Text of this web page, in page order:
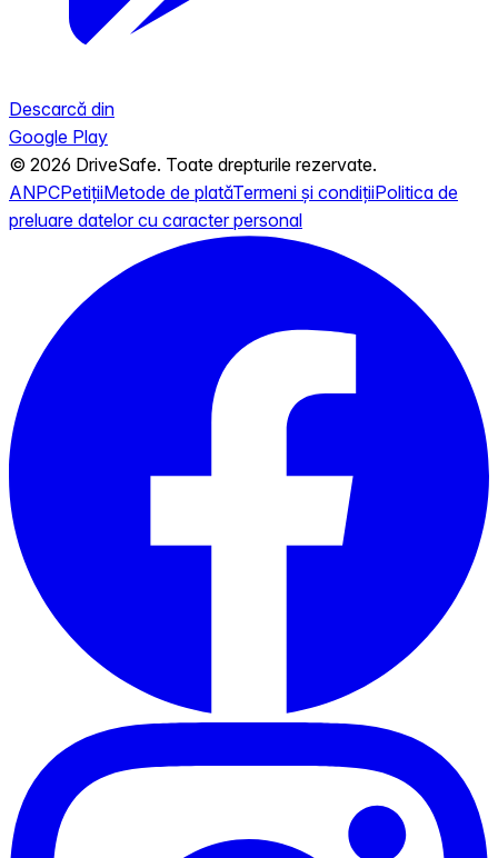
Descarcă din
Google Play
© 2026 DriveSafe. Toate drepturile rezervate.
ANPCPetițiiMetode de platăTermeni și condițiiPolitica de
preluare datelor cu caracter personal